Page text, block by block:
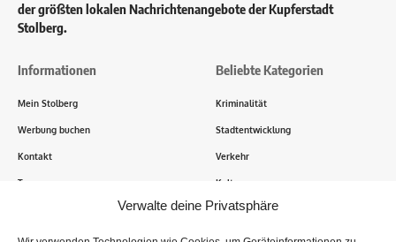
Verwalte deine Privatsphäre
der größten lokalen Nachrichtenangebote der Kupferstadt
Stolberg.
Informationen
Mein Stolberg
Werbung buchen
Kontakt
Transparenz
Beliebte Kategorien
Kriminalität
Stadtentwicklung
Verkehr
Kultur